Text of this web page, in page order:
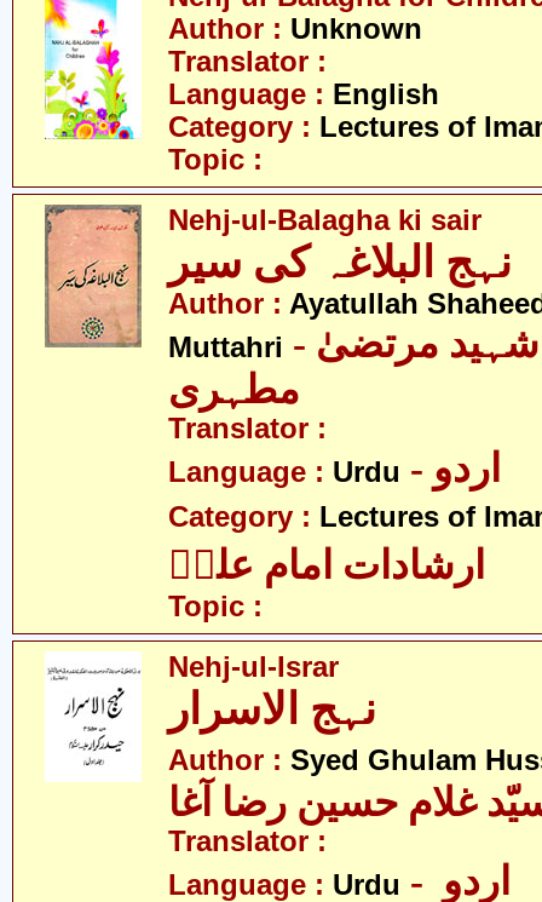
Author : Unknown
Translator :
Language : English
Category : Lectures of
Topic :
Nehj-ul-Balagha ki sair
نہج البلاغہ کی سیر
Author : Ayatullah
Muttahri - آیت اللہ شہید مرتضیٰ
مطہری
Translator :
Language : Urdu - اردو
Category : Lectures of
ارشادات امام علیؑ
Topic :
Nehj-ul-Israr
نہج الاسرار
Author : Syed Ghulam
غلام حسین رضا آغا
Translator :
Language : Urdu